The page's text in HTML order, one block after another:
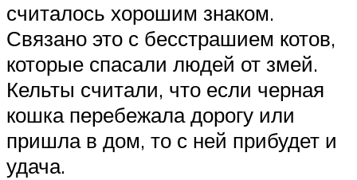
считалось хорошим знаком.
Связано это с бесстрашием котов,
которые спасали людей от змей.
Кельты считали, что если черная
кошка перебежала дорогу или
пришла в дом, то с ней прибудет и
удача.